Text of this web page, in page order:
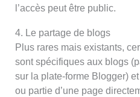
l’accès peut être public.
4. Le partage de blogs
Plus rares mais existants,
sont spécifiques aux blogs
sur la plate-forme Blogger)
ou partie d’une page